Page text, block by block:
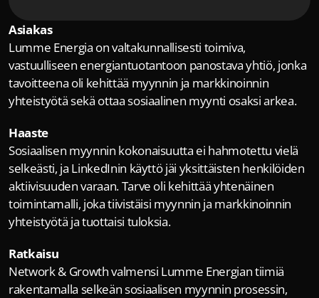
Asiakas
Lumme Energia on valtakunnallisesti toimiva,
vastuulliseen energiantuotantoon panostava yhtiö, jonka
tavoitteena oli kehittää myynnin ja markkinoinnin
yhteistyötä sekä ottaa sosiaalinen myynti osaksi arkea.
Haaste
Sosiaalisen myynnin kokonaisuutta ei hahmotettu vielä
selkeästi, ja LinkedInin käyttö jäi yksittäisten henkilöiden
aktiivisuuden varaan. Tarve oli kehittää yhtenäinen
toimintamalli, joka tiivistäisi myynnin ja markkinoinnin
yhteistyötä ja tuottaisi tuloksia.
Ratkaisu
Network & Growth valmensi Lumme Energian tiimiä
rakentamalla selkeän sosiaalisen myynnin prosessin,